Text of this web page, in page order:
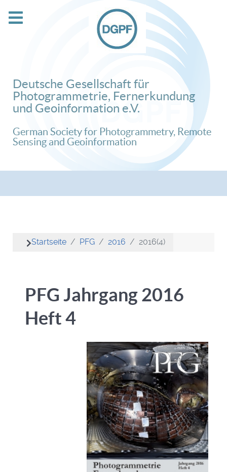
Deutsche Gesellschaft für
Photogrammetrie, Fernerkundung
und Geoinformation e.V.
German Society for Photogrammetry, Remote
Sensing and Geoinformation
Startseite PFG 2016 2016(4)
PFG Jahrgang 2016
Heft 4